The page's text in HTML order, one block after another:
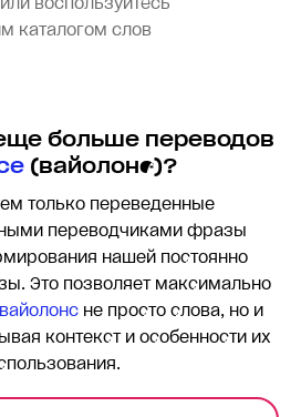
каталогом слов
больше переводов
(вайолонс)?
только переведенные
переводчиками фразы
нашей постоянно
Это позволяет максимально
вайолонс не просто слова, но и
контекст и особенности их